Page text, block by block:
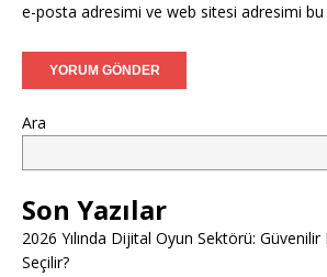
e-posta adresimi ve web sitesi adresimi bu
Ara
Son Yazılar
2026 Yılında Dijital Oyun Sektörü:
Seçilir?